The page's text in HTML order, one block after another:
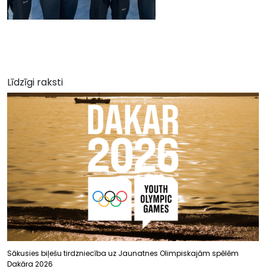
Līdzīgi raksti
Sākusies biļešu tirdzniecība uz Jaunatnes Olimpiskajām spēlēm
Dakāra 2026